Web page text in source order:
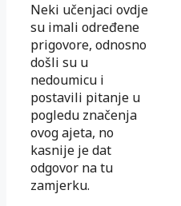
Neki učenjaci ovdje
su imali određene
prigovore, odnosno
došli su u
nedoumicu i
postavili pitanje u
pogledu značenja
ovog ajeta, no
kasnije je dat
odgovor na tu
zamjerku.